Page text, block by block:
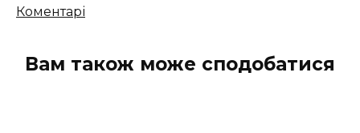
Кількість
Коментарі
Вам також може сподобатися